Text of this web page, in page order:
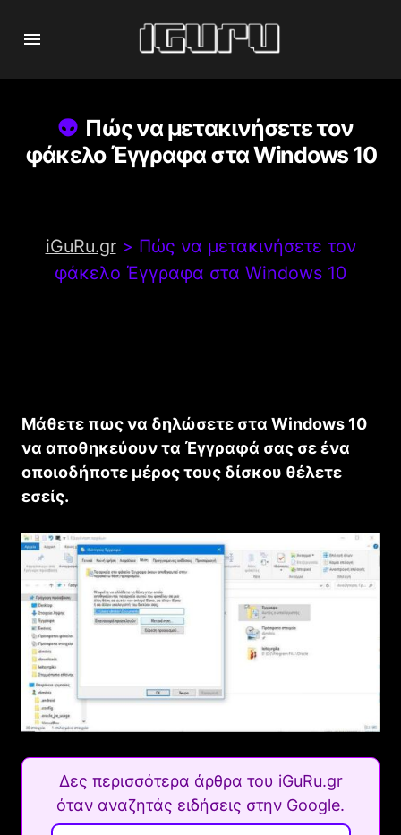
Πώς να μετακινήσετε τον
φάκελο Έγγραφα στα Windows 10
iGuRu.gr> Πώς να μετακινήσετε τον
φάκελο Έγγραφα στα Windows 10
Μάθετε πως να δηλώσετε στα Windows 10
να αποθηκεύουν τα Έγγραφά σας σε ένα
οποιοδήποτε μέρος τους δίσκου θέλετε
εσείς.
Δες περισσότερα άρθρα του iGuRu.gr
όταν αναζητάς ειδήσεις στην Google.